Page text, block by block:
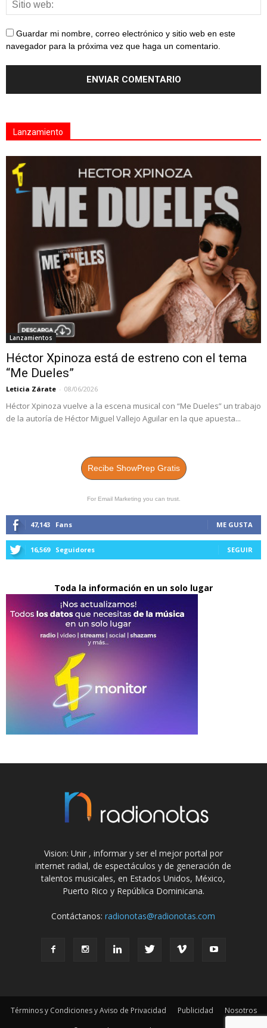
Guardar mi nombre, correo electrónico y sitio web en este
navegador para la próxima vez que haga un comentario.
Lanzamiento
Lanzamientos
Héctor Xpinoza está de estreno con el tema
“Me Dueles”
Leticia Zárate - 08/06/2026
Héctor Xpinoza vuelve a la escena musical con “Me Dueles” un trabajo
de la autoría de Héctor Miguel Vallejo Aguilar en la que apuesta...
Recibe ShowPrep Gratis
For Email Marketing you can trust.
47,143 Fans ME GUSTA
16,569 Seguidores SEGUIR
Toda la información en un solo lugar
Vision: Unir , informar y ser el mejor portal por
internet radial, de espectáculos y de generación de
talentos musicales, en Estados Unidos, México,
Puerto Rico y República Dominicana.
Contáctanos:radionotas@radionotas.com
Términos y Condiciones y Aviso de Privacidad Publicidad
Nosotros